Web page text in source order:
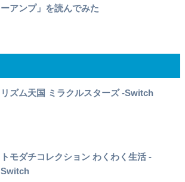
ーアンプ」を読んでみた
リズム天国 ミラクルスターズ -Switch
トモダチコレクション わくわく生活 -
Switch